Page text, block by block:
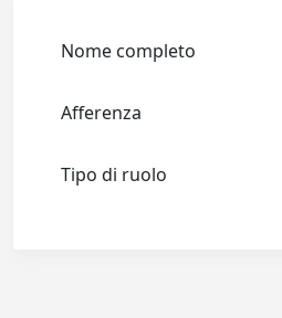
Nome completo
Afferenza
Tipo di ruolo